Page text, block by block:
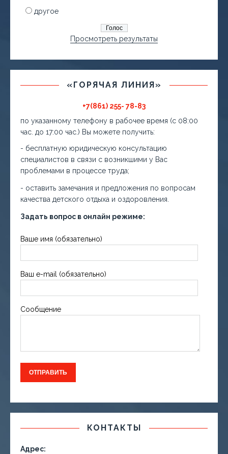
другое
Просмотреть результаты
«ГОРЯЧАЯ ЛИНИЯ»
+7(861) 255- 78-83
по указанному телефону в рабочее время (с 08:00
час. до 17:00 час.) Вы можете получить:
- бесплатную юридическую консультацию
специалистов в связи с возникшими у Вас
проблемами в процессе труда;
- оставить замечания и предложения по вопросам
качества детского отдыха и оздоровления.
Задать вопрос в онлайн режиме:
Ваше имя (обязательно)
Ваш e-mail (обязательно)
Сообщение
КОНТАКТЫ
Адрес: